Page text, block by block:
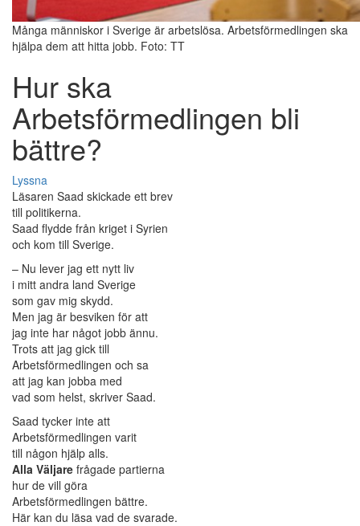
Många människor i Sverige är arbetslösa. Arbetsförmedlingen ska
hjälpa dem att hitta jobb. Foto: TT
Hur ska
Arbetsförmedlingen bli
bättre?
Lyssna
Läsaren Saad skickade ett brev
till politikerna.
Saad flydde från kriget i Syrien
och kom till Sverige.
– Nu lever jag ett nytt liv
i mitt andra land Sverige
som gav mig skydd.
Men jag är besviken för att
jag inte har något jobb ännu.
Trots att jag gick till
Arbetsförmedlingen och sa
att jag kan jobba med
vad som helst, skriver Saad.
Saad tycker inte att
Arbetsförmedlingen varit
till någon hjälp alls.
Alla Väljare frågade partierna
hur de vill göra
Arbetsförmedlingen bättre.
Här kan du läsa vad de svarade.